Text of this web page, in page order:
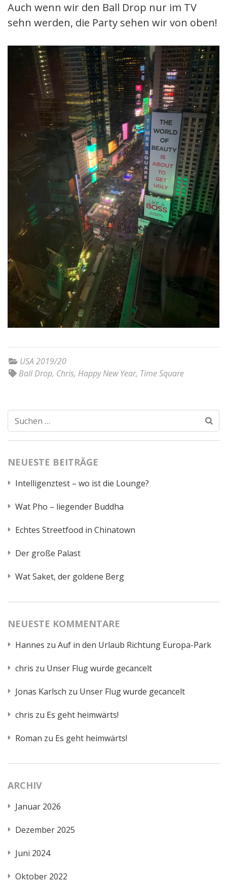
Auch wenn wir den Ball Drop nur im TV
sehn werden, die Party sehen wir von oben!
USA 2019/20
Ball Drop, Chris, Happy New Year, Time Square
Suchen
nach:
NEUESTE BEITRÄGE
Intelligenztest – wo ist die Lounge?
Wat Pho – liegender Buddha
Echtes Streetfood in Chinatown
Der große Palast
Wat Saket, der goldene Berg
NEUESTE KOMMENTARE
Hannes zu Auf in den Urlaub Richtung Europa-Park
chris zu Unser Flug wurde gecancelt
Jonas Karlsch zu Unser Flug wurde gecancelt
chris zu Es geht heimwärts!
Roman zu Es geht heimwärts!
ARCHIV
Januar 2026
Dezember 2025
Juni 2024
Oktober 2022